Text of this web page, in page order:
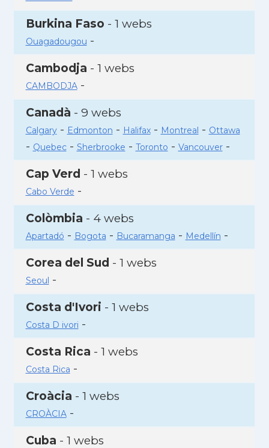
Burkina Faso - 1 webs
Ouagadougou -
Cambodja - 1 webs
CAMBODJA-
Canadà - 9 webs
Calgary- Edmonton - Halifax- Montreal - Ottawa
- Quebec- Sherbrooke - Toronto - Vancouver-
Cap Verd - 1 webs
Cabo Verde -
Colòmbia - 4 webs
Apartadó - Bogota - Bucaramanga - Medellín -
Corea del Sud - 1 webs
Seoul -
Costa d'Ivori - 1 webs
Costa D ivori -
Costa Rica - 1 webs
Costa Rica -
Croàcia - 1 webs
CROÀCIA-
Cuba - 1 webs